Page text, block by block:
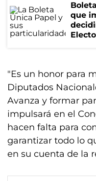
que
"Es un honor para
Diputados
Avanza y formar
impulsará en el
hacen falta para
garantizar todo lo
en su cuenta de la